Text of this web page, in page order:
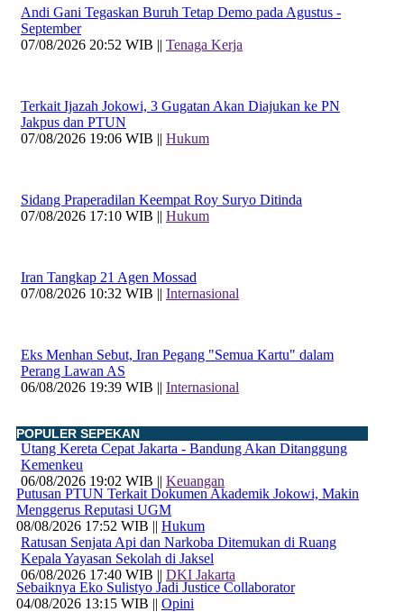
Andi Gani Tegaskan Buruh Tetap Demo pada Agustus -
September
07/08/2026 20:52 WIB || Tenaga Kerja
Terkait Ijazah Jokowi, 3 Gugatan Akan Diajukan ke PN
Jakpus dan PTUN
07/08/2026 19:06 WIB || Hukum
Sidang Praperadilan Keempat Roy Suryo Ditinda
07/08/2026 17:10 WIB || Hukum
Iran Tangkap 21 Agen Mossad
07/08/2026 10:32 WIB || Internasional
Eks Menhan Sebut, Iran Pegang "Semua Kartu" dalam
Perang Lawan AS
06/08/2026 19:39 WIB || Internasional
Utang Kereta Cepat Jakarta - Bandung Akan Ditanggung
Kemenkeu
06/08/2026 19:02 WIB || Keuangan
Ratusan Senjata Api dan Narkoba Ditemukan di Ruang
Kepala Yayasan Sekolah di Jaksel
06/08/2026 17:40 WIB || DKI Jakarta
POPULER SEPEKAN
Putusan PTUN Terkait Dokumen Akademik Jokowi, Makin
Menggerus Reputasi UGM
08/08/2026 17:52 WIB || Hukum
Sebaiknya Eko Sulistyo Jadi Justice Collaborator
04/08/2026 13:15 WIB || Opini